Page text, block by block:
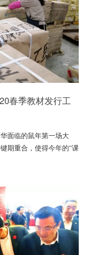
春季教材发行工
面临的鼠年第一场大
期重合，使得今年的“课